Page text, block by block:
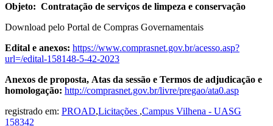
Objeto: Contratação de serviços de limpeza e conservação
Download pelo Portal de Compras Governamentais
Edital e anexos: https://www.comprasnet.gov.br/acesso.asp?
url=/edital-158148-5-42-2023
Anexos de proposta, Atas da sessão e Termos de adjudicação e
homologação: http://comprasnet.gov.br/livre/pregao/ata0.asp
registrado em: PROAD,Licitações ,Campus Vilhena - UASG
158342